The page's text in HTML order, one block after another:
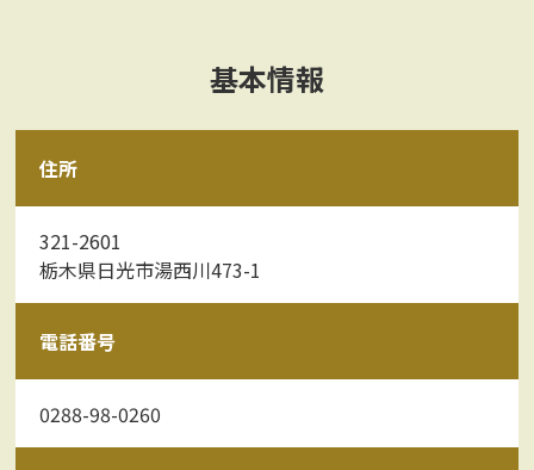
基本情報
住所
321-2601
栃木県日光市湯西川473-1
電話番号
0288-98-0260